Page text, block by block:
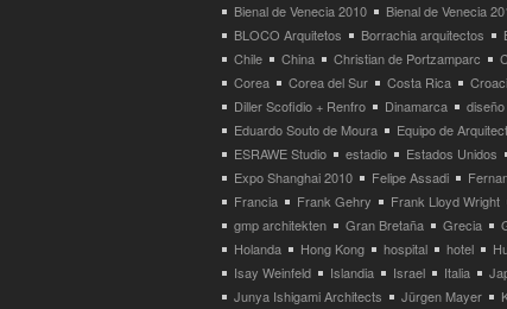
Bienal de Venecia 2010
Bienal de Venecia
BLOCO Arquitetos
Borrachia arquitectos
Chile
China Christian de Portzamparc
Corea
Corea del Sur Costa Rica
Diller Scofidio + Renfro
Dinamarca diseño
Eduardo Souto de Moura
Equipo de
ESRAWE Studio
estadio Estados Unidos
Expo Shanghai 2010
Felipe Assadi
Francia
Frank Gehry Frank Lloyd Wright
gmp architekten
Gran Bretaña Grecia
Holanda
Hong Kong hospital hotel
Isay Weinfeld
Islandia Israel Italia
Junya Ishigami Architects
Jürgen Mayer